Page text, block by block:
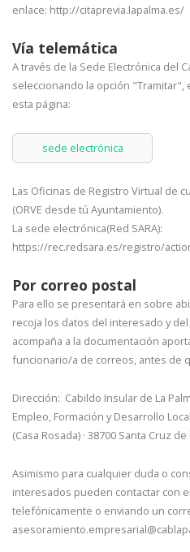
enlace: http://citaprevia.lapalma.es/
Vía telemática
A través de la Sede Electrónica del
seleccionando la opción
esta página:
sede electrónica
Las Oficinas de Registro Virtual de
(ORVE desde tú Ayuntamiento).
La sede electrónica(Red SARA):
https://rec.redsara.es/registro/
Por correo postal
Para ello se presentará en sobre
recoja los datos del interesado y
acompaña a la documentación
funcionario/a de correos, antes de
Dirección: Cabildo Insular de La
Empleo, Formación y Desarrollo
(Casa Rosada) · 38700 Santa Cruz
Asimismo para cualquier duda o
interesados pueden contactar con
telefónicamente o enviando un